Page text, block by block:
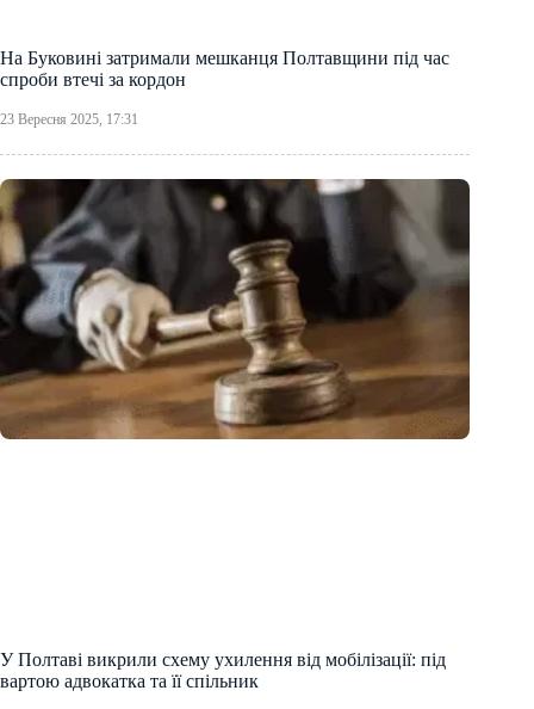
На Буковині затримали мешканця Полтавщини під час
спроби втечі за кордон
23 Вересня 2025, 17:31
У Полтаві викрили схему ухилення від мобілізації: під
вартою адвокатка та її спільник